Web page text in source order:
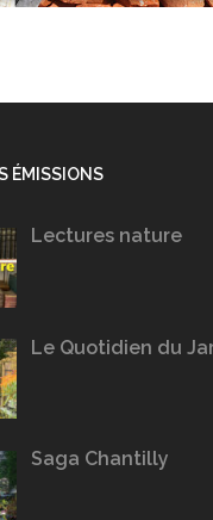
ÉMISSIONS
Lectures nature
Le Quotidien du
Saga Chantilly